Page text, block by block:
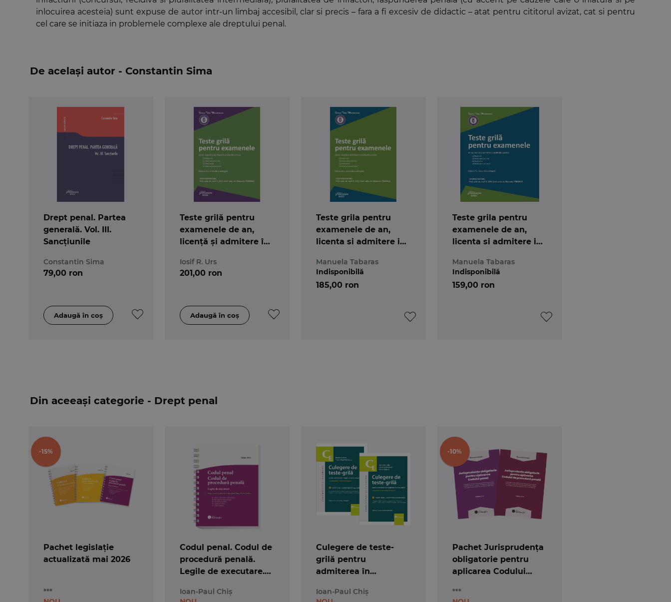
inlocuirea acesteia) sunt expuse de autor intr-un limbaj accesibil, clar si precis – fara a fi excesiv de didactic – atat pentru cititorul avizat, cat si pentru
cel care se initiaza in problemele complexe ale dreptului penal.
De același autor - Constantin Sima
Drept penal. Partea
generală. Vol. III.
Sancțiunile
Constantin Sima
79,00 ron
Teste grilă pentru
examenele de an,
licență și admitere în
Ediția a 9-a
Iosif R. Urs
201,00 ron
Teste grila pentru
examenele de an,
licenta si admitere in
Editia a 8-a
Manuela Tabaras
185,00 ron
Indisponibilă
Teste grila pentru
examenele de an,
licenta si admitere in
Editia a 7-a
Manuela Tabaras
159,00 ron
Indisponibilă
Din aceeași categorie - Drept penal
-15%
Pachet legislație
actualizată mai 2026
***
Codul penal. Codul de
procedură penală.
Legile de executare.
- Spiralat
Ioan-Paul Chiș
Culegere de teste-
grilă pentru
admiterea în
avocatură. Ediția a 7-a
Ioan-Paul Chiș
-10%
Pachet Jurisprudența
obligatorie pentru
aplicarea Codului
***